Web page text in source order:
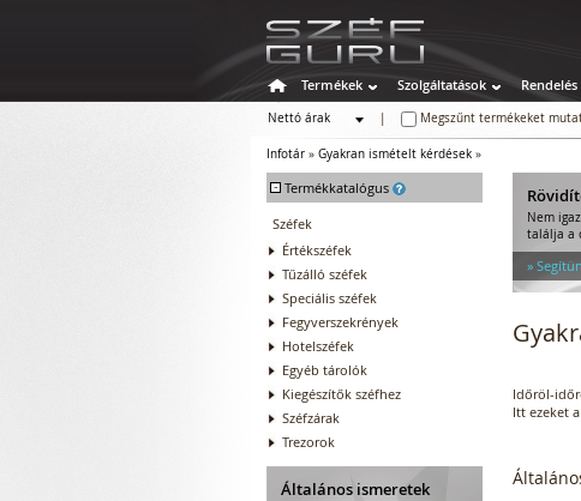
Termékek Szolgáltatások Rendelés
Nettó árak
Megszűnt termékeket
Infotár » Gyakran ismételt kérdések »
- Termékkatalógus
Széfek
Értékszéfek
Tűzálló széfek
Speciális széfek
Fegyverszekrények
Hotelszéfek
Egyéb tárolók
Kiegészítők széfhez
Széfzárak
Trezorok
Általános ismeretek
Nem
találja a
»
Időröl-
Itt ezeket